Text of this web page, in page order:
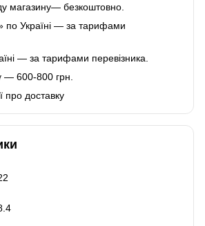
магазину— безкоштовно.
Україні — за тарифами
— за тарифами перевізника.
— 600-800 грн.
про доставку